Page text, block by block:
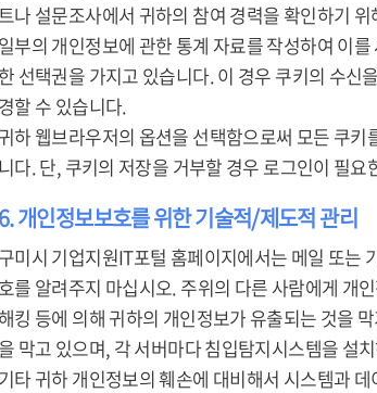
트나 설문조사에서 귀하의 참여 경력을 확인하기
일부의 개인정보에 관한 통계 자료를 작성하여 이
한 선택권을 가지고 있습니다. 이 경우 쿠키의 수신
경할 수 있습니다.
귀하 웹브라우저의 옵션을 선택함으로써 모든 쿠
니다. 단, 쿠키의 저장을 거부할 경우 로그인이 필
6. 개인정보보호를 위한 기술적/제도적 관리
구미시 기업지원IT포털 홈페이지에서는 메일 또는
호를 알려주지 마십시오. 주위의 다른 사람에게 개
해킹 등에 의해 귀하의 개인정보가 유출되는 것을
을 막고 있으며, 각 서버마다 침입탐지시스템을 설
기타 귀하 개인정보의 훼손에 대비해서 시스템과